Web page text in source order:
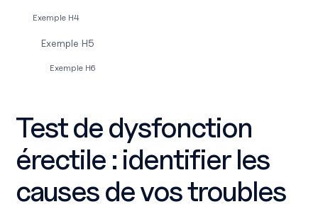
Exemple H4
Exemple H5
Exemple H6
Test de dysfonction
érectile : identifier les
causes de vos troubles